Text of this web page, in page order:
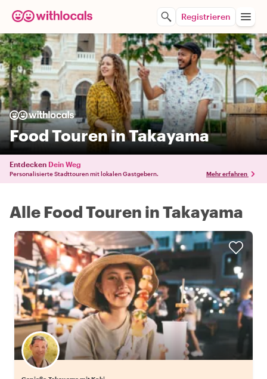
Registrieren
Food Touren in Takayama
Entdecken Dein Weg
Personalisierte Stadttouren mit lokalen Gastgebern. Mehr erfahren
Alle Food Touren in Takayama